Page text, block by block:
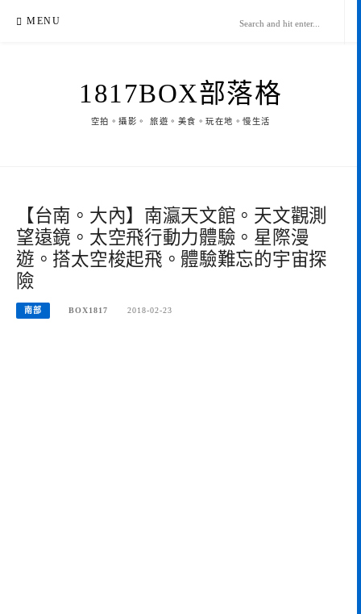
MENU
1817BOX部落格
空拍。攝影。 旅遊。美食。玩在地。慢生活
【台南。大內】南瀛天文館。天文觀測
望遠鏡。太空飛行動力體驗。星際漫
遊。搭太空梭起飛。體驗難忘的宇宙探
險
南部 BOX1817 2018-02-23